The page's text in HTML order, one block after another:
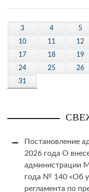
3
4 5
10
11 12
17
18 19
24
25 26
31
Постановление
2026 года О
администрации
года № 140 «Об
регламента по